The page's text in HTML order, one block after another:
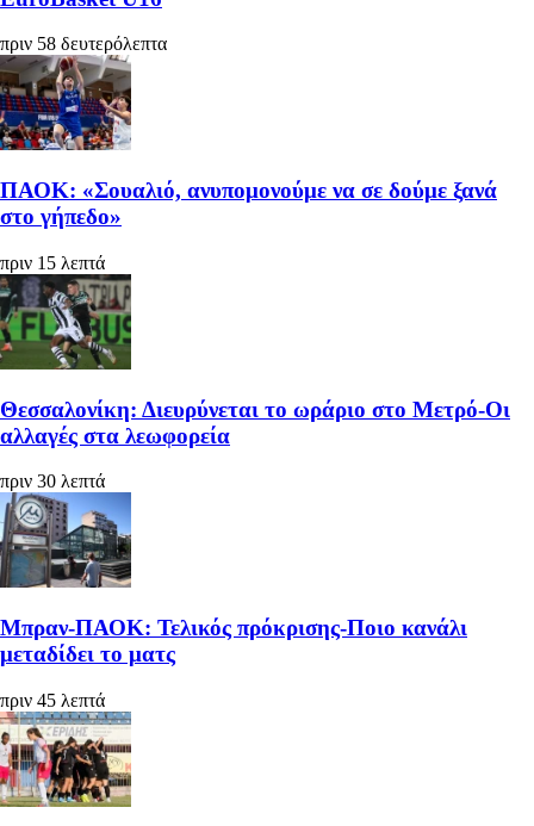
πριν 58 δευτερόλεπτα
ΠΑΟΚ: «Σουαλιό, ανυπομονούμε να σε δούμε ξανά
στο γήπεδο»
πριν 15 λεπτά
Θεσσαλονίκη: Διευρύνεται το ωράριο στο Μετρό-Οι
αλλαγές στα λεωφορεία
πριν 30 λεπτά
Μπραν-ΠΑΟΚ: Τελικός πρόκρισης-Ποιο κανάλι
μεταδίδει το ματς
πριν 45 λεπτά